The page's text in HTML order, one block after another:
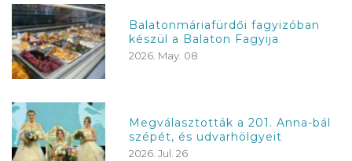
Balatonmáriafürdői fagyizóban
készül a Balaton Fagyija
2026. May. 08
Megválasztották a 201. Anna-bál
szépét, és udvarhölgyeit
2026. Jul. 26